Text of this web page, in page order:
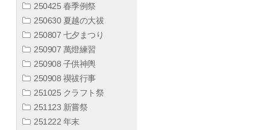
250425 春季例祭
250630 夏越の大祓
250807 七夕まつり
250907 萬燈練習
250908 子供神輿
250908 禊祓行事
251025 クラフト祭
251123 新嘗祭
251222 年末